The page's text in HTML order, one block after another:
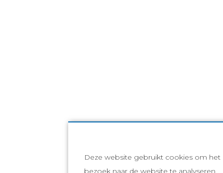
Deze website gebruikt cookies om het
bezoek naar de website te analyseren,